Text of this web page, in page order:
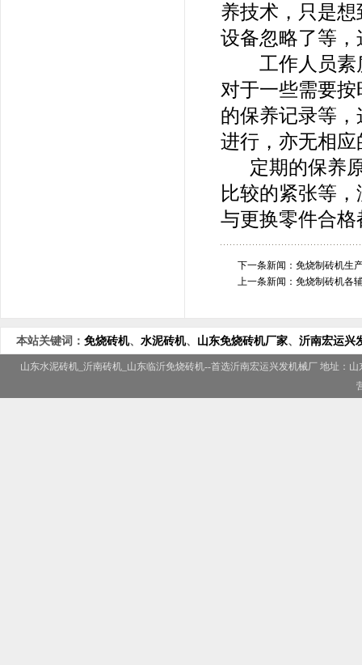
养技术，只是
设备忽略了等
工作人员素质
对于一些需要
的保养记录等
进行，亦无相
定期的保养原
比较的紧张等
与更换零件合
下一条新闻： 免烧制砖机生
上一条新闻： 免烧制砖机各
本站关键词： 免烧砖机、 水泥砖机、 山东免烧砖机厂家、 沂南宏运兴
山东水泥砖机_ 沂南砖机_ 山东临沂免烧砖机--首选沂南宏运兴发机械厂地址：山